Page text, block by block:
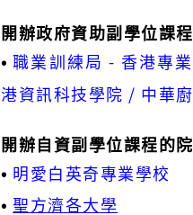
開辦政府資助副學位課程
•職業訓練局 - 香港專
港資訊科技學院 / 中華
開辦自資副學位課程的院
• 明愛白英奇專業學校
•聖方濟各大學